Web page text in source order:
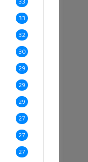
33
32
30
29
29
29
27
27
27